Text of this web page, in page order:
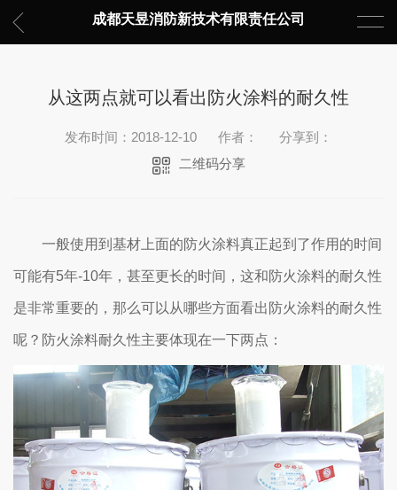
成都天昱消防新技术有限责任公司
从这两点就可以看出防火涂料的耐久性
发布时间：2018-12-10 作者：
分享到：
二维码分享
一般使用到基材上面的防火涂料真正起到了作用的时间
可能有5年-10年，甚至更长的时间，这和防火涂料的耐久性
是非常重要的，那么可以从哪些方面看出防火涂料的耐久性
呢？防火涂料耐久性主要体现在一下两点：